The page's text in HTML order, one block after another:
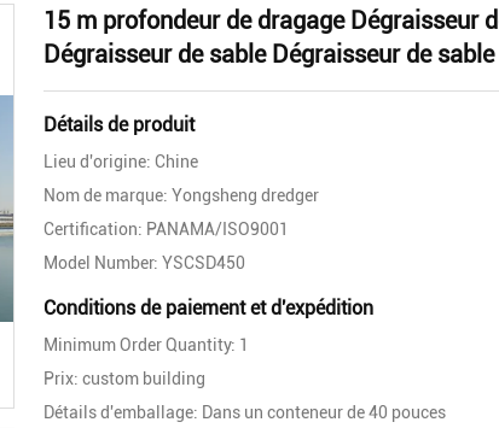
15 m profondeur de dragage Dégraisseur
Dégraisseur de sable Dégraisseur de sable
Détails de produit
Lieu d'origine: Chine
Nom de marque: Yongsheng dredger
Certification: PANAMA/ISO9001
Model Number: YSCSD450
Conditions de paiement et d'expédition
Minimum Order Quantity: 1
Prix: custom building
Détails d'emballage: Dans un conteneur de 40 pouces